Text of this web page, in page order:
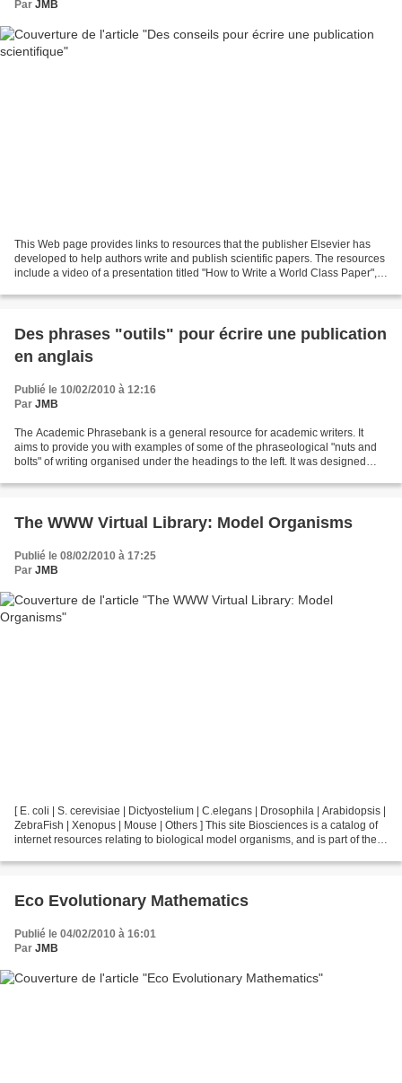
Par JMB
This Web page provides links to resources that the publisher Elsevier has
developed to help authors write and publish scientific papers. The resources
include a video of a presentation titled "How to Write a World Class Paper", a
Des phrases "outils" pour écrire une publication
en anglais
Publié le 10/02/2010 à 12:16
Par JMB
The Academic Phrasebank is a general resource for academic writers. It
aims to provide you with examples of some of the phraseological "nuts and
bolts" of writing organised under the headings to the left. It was designed
The WWW Virtual Library: Model Organisms
Publié le 08/02/2010 à 17:25
Par JMB
[ E. coli | S. cerevisiae | Dictyostelium | C.elegans | Drosophila | Arabidopsis |
ZebraFish | Xenopus | Mouse | Others ] This site Biosciences is a catalog of
internet resources relating to biological model organisms, and is part of the
Eco Evolutionary Mathematics
Publié le 04/02/2010 à 16:01
Par JMB